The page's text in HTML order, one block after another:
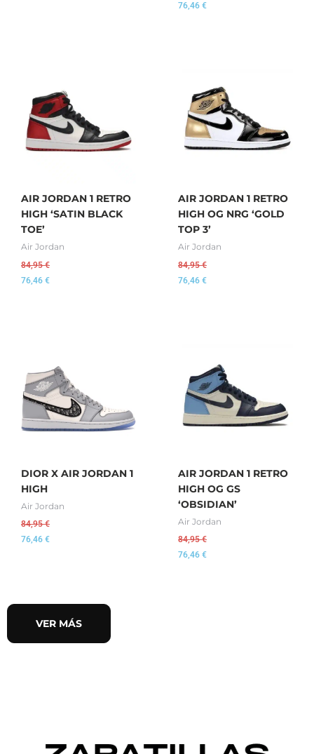
76,46 €
AIR JORDAN 1 RETRO
HIGH ‘SATIN BLACK
TOE’
Air Jordan
84,95€
76,46 €
AIR JORDAN 1 RETRO
HIGH OG NRG ‘GOLD
TOP 3’
Air Jordan
84,95€
76,46 €
DIOR X AIR JORDAN 1
HIGH
Air Jordan
84,95€
76,46 €
AIR JORDAN 1 RETRO
HIGH OG GS
‘OBSIDIAN’
Air Jordan
84,95€
76,46 €
VER MÁS